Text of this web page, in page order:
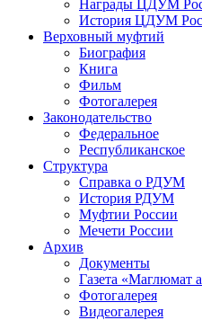
Награды ЦДУМ
История ЦДУМ
Верховный муфтий
Биография
Книга
Фильм
Фотогалерея
Законодательство
Федеральное
Республиканское
Структура
Справка о РДУМ
История РДУМ
Муфтии России
Мечети России
Архив
Документы
Газета «Маглюмат
Фотогалерея
Видеогалерея